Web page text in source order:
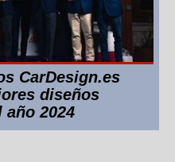
CarDesign.es
diseños
2024